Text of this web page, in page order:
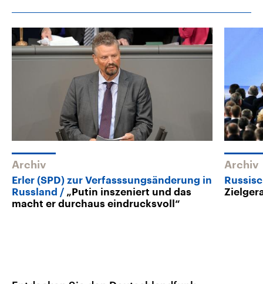
Archiv
Erler (SPD) zur Verfasssungsänderung in
Russland
„Putin inszeniert und das
macht er durchaus eindrucksvoll“
Archiv